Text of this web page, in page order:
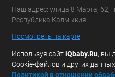
Наш адрес: улица 8 Марта, 62,
Республика Калмыкия
Посмотреть на карте
Используя сайтiQbaby.Ru, вы
Cookie-файлов и других
Политикой в отношении